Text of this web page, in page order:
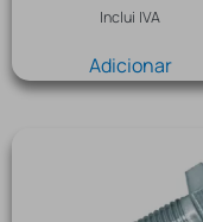
Inclui IVA
Adicionar